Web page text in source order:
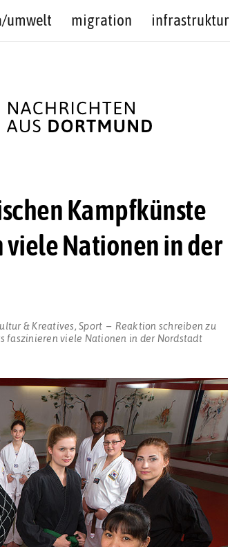
umwelt migration infrastruktur
Kampfkünste
viele Nationen in der
& Kreatives Sport Reaktion schreiben zu
faszinieren viele Nationen in der Nordstadt